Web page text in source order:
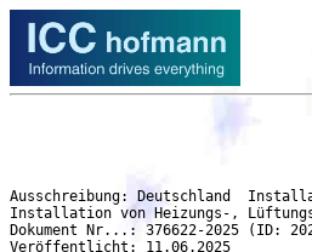
Ausschreibung: Deutschland  Installation von Heizungs-, Lüftungs- und Klimaanlagen  Los 432 Heizungstechnische Anlagen -GNUE Polizeiinspektion Magdeburg (einschl. PI Zentrale Dienste), TM 5.8 Neubau Haus B (NML 223-25) - DEU-Magdeburg
Installation von Heizungs-, Lüftungs- und Klimaanlagen
Dokument Nr...: 376622-2025 (ID: 2025061101094297720)
Veröffentlicht: 11.06.2025
*
  DEU-Magdeburg: Deutschland  Installation von Heizungs-, Lüftungs- und
Klimaanlagen  Los 432 Heizungstechnische Anlagen -GNUE Polizeiinspektion
Magdeburg (einschl. PI Zentrale Dienste), TM 5.8 Neubau Haus B (NML 223-25)
   2025/S 110/2025 376622
   Deutschland  Installation von Heizungs-, Lüftungs- und Klimaanlagen  Los 432
   Heizungstechnische Anlagen - GNUE Polizeiinspektion Magdeburg (einschl. PI Zentrale Dienste),
   TM 5.8 Neubau Haus B (NML 223-25)
   OJ S 110/2025 11/06/2025
   Auftrags- oder Konzessionsbekanntmachung  Standardregelung
   Bauleistung
   1. Beschaffer
       1.1. Beschaffer
	    Offizielle Bezeichnung: Landesbetrieb Bau- und Liegenschaftsmanagement Sachsen-Anhalt
	    (BLSA)
	    E-Mail: Vergabestelle.BLSA@sachsen-anhalt.de
            Rechtsform des Erwerbers: Regionale Gebietskörperschaft
            Tätigkeit des öffentlichen Auftraggebers: Wirtschaftliche Angelegenheiten
   2. Verfahren
       2.1. Verfahren
	    Titel: Los 432 Heizungstechnische Anlagen - GNUE Polizeiinspektion Magdeburg (einschl. PI